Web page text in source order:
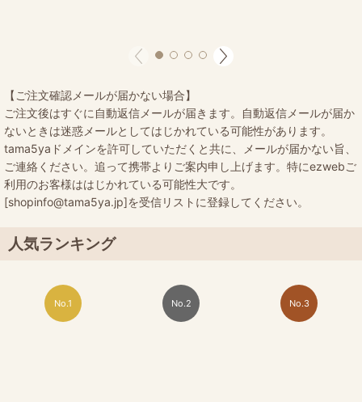
【ご注文確認メールが届かない場合】
ご注文後はすぐに自動返信メールが届きます。自動返信メールが届か
ないときは迷惑メールとしてはじかれている可能性があります。
tama5yaドメインを許可していただくと共に、メールが届かない旨、
ご連絡ください。追って携帯よりご案内申し上げます。特にezwebご
利用のお客様ははじかれている可能性大です。
[shopinfo@tama5ya.jp]を受信リストに登録してください。
人気ランキング
No.1 No.2 No.3